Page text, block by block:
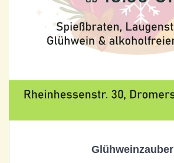
Glühweinzauber